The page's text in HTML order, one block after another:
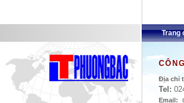
Trang
Địa chỉ
Tel:
Email: